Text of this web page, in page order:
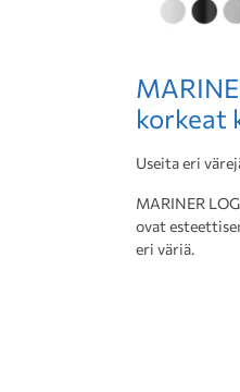
korkeat
Useita eri
MARINER
ovat
eri väriä.